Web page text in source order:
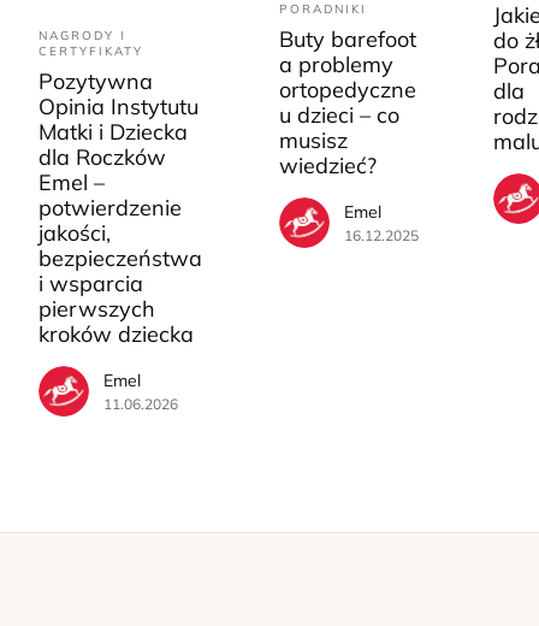
NAGRODY I
CERTYFIKATY
Pozytywna
Opinia Instytutu
Matki i Dziecka
dla Roczków
Emel –
potwierdzenie
jakości,
bezpieczeństwa
i wsparcia
pierwszych
kroków dziecka
Emel
11.06.2026
PORADNIKI
Buty barefoot
a problemy
ortopedyczne
u dzieci – co
musisz
wiedzieć?
Emel
16.12.2025
do
dla